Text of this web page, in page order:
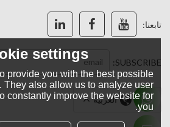
تابعنا:
SUBSCRIBE:
لغة: العربية
settings
provide you with the best possible
They also allow us to analyze user
constantly improve the website for
you.